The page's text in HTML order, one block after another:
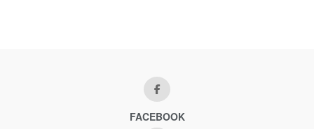
FACEBOOK